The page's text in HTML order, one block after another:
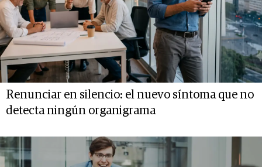
Renunciar en silencio: el nuevo síntoma que no
detecta ningún organigrama